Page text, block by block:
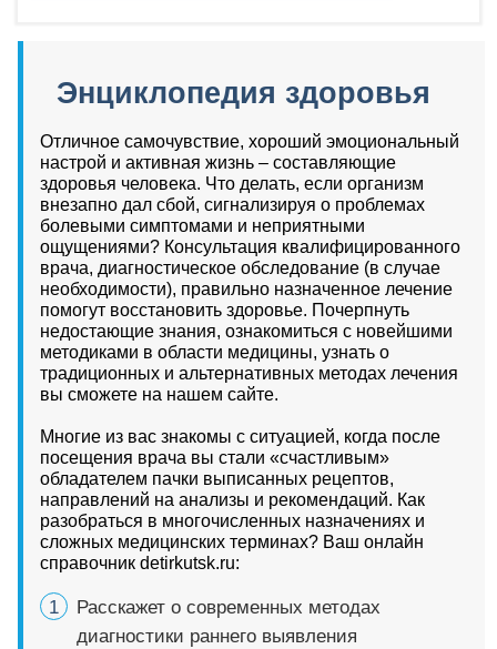
Энциклопедия здоровья
Отличное самочувствие, хороший эмоциональный
настрой и активная жизнь – составляющие
здоровья человека. Что делать, если организм
внезапно дал сбой, сигнализируя о проблемах
болевыми симптомами и неприятными
ощущениями? Консультация квалифицированного
врача, диагностическое обследование (в случае
необходимости), правильно назначенное лечение
помогут восстановить здоровье. Почерпнуть
недостающие знания, ознакомиться с новейшими
методиками в области медицины, узнать о
традиционных и альтернативных методах лечения
вы сможете на нашем сайте.
Многие из вас знакомы с ситуацией, когда после
посещения врача вы стали «счастливым»
обладателем пачки выписанных рецептов,
направлений на анализы и рекомендаций. Как
разобраться в многочисленных назначениях и
сложных медицинских терминах? Ваш онлайн
справочник detirkutsk.ru:
Расскажет о современных методах
диагностики раннего выявления